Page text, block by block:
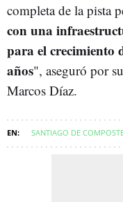
completa de la pista
con una
para el crecimiento
años", aseguró por
Marcos Díaz.
SANTIAGO DE